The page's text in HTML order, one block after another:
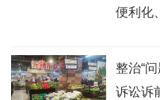
便利化
整治“
诉讼诉